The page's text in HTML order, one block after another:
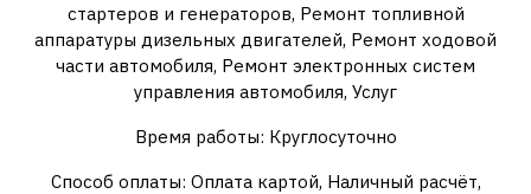
стартеров и генераторов, Ремонт топливной
аппаратуры дизельных двигателей, Ремонт ходовой
части автомобиля, Ремонт электронных систем
управления автомобиля, Услуг
Время работы: Круглосуточно
Способ оплаты: Оплата картой, Наличный расчёт,